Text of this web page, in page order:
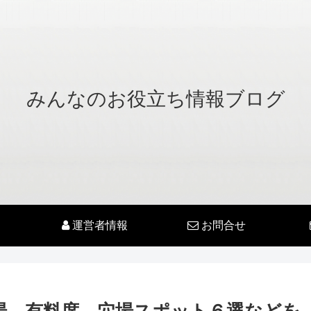
みんなのお役立ち情報ブログ
運営者情報 お問合せ